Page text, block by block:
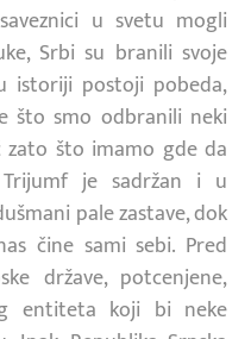
u svetu mogli
Srbi su branili svoje
istoriji postoji pobeda,
što smo odbranili neki
što imamo gde da
je sadržan i u
pale zastave, dok
čine sami sebi. Pred
države, potcenjene,
entiteta koji bi neke